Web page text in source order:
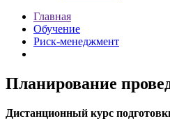
Главная
Обучение
Риск-менеджмент
Планирование
Дистанционный курс